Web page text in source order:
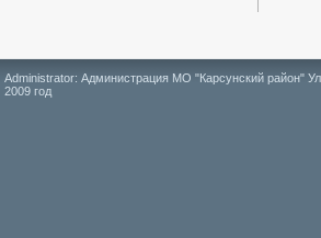
Administrator: Администрация МО "Карсунский район"
2009 год